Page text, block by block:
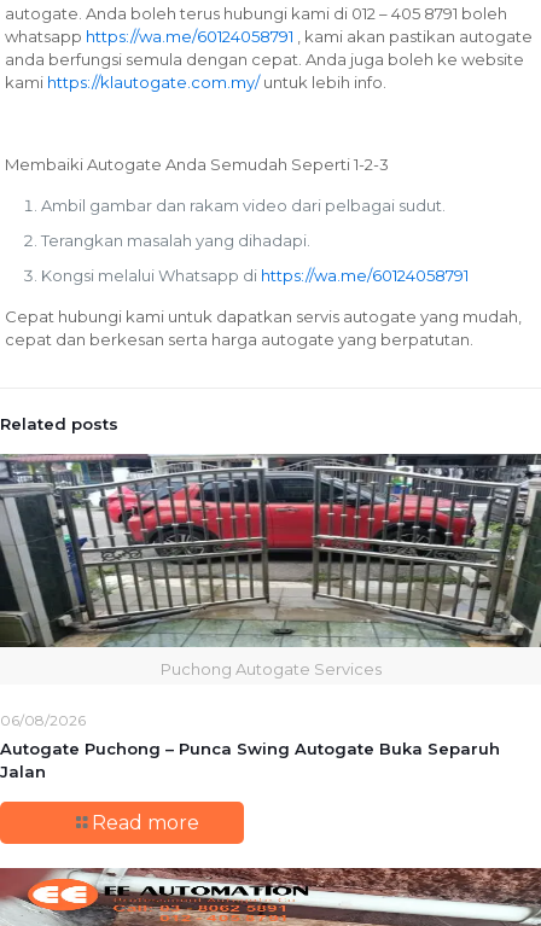
autogate. Anda boleh terus hubungi kami di 012 – 405 8791 boleh
whatsapp https://wa.me/60124058791
, kami akan pastikan autogate
anda berfungsi semula dengan cepat. Anda juga boleh ke website
kami https://klautogate.com.my/ untuk lebih info.
Membaiki Autogate Anda Semudah Seperti 1-2-3
Ambil gambar dan rakam video dari pelbagai sudut.
Terangkan masalah yang dihadapi.
Kongsi melalui Whatsapp di https://wa.me/60124058791
Cepat hubungi kami untuk dapatkan servis autogate yang mudah,
cepat dan berkesan serta harga autogate yang berpatutan.
Related posts
Puchong Autogate Services
06/08/2026
Autogate Puchong – Punca Swing Autogate Buka Separuh
Jalan
Read more